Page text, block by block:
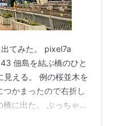
てみた。 pixel7a
佃島を結ぶ橋のひと
見える。 例の桜並木を
かまったので右折し
に出た。 ぶっちゃけ